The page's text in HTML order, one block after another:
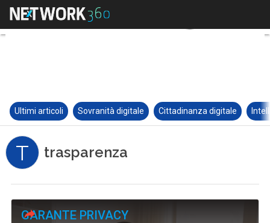
Ultimi articoli Sovranità digitale Cittadinanza digitale
T trasparenza
GARANTE PRIVACY